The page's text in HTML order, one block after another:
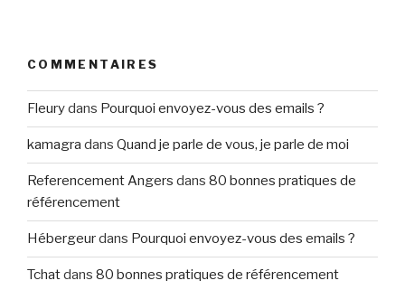
COMMENTAIRES
Fleurydans Pourquoi envoyez-vous des emails ?
kamagra dans Quand je parle de vous, je parle de moi
Referencement Angers dans 80 bonnes pratiques de
référencement
Hébergeurdans Pourquoi envoyez-vous des emails ?
Tchatdans 80 bonnes pratiques de référencement